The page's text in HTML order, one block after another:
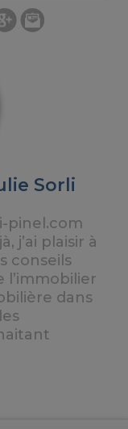
Sorli
pinel.com
j’ai plaisir à
conseils
l’immobilier
dans